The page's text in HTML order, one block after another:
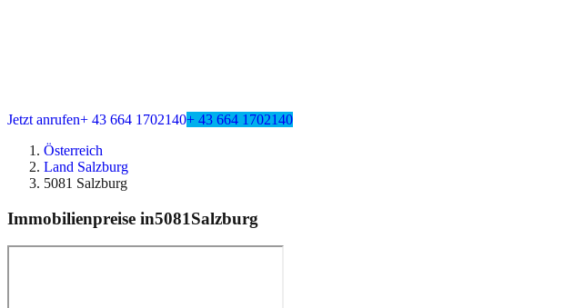
Jetzt anrufen+ 43 664 1702140+ 43 664 1702140
Österreich
Land Salzburg
5081 Salzburg
Immobilienpreise in5081Salzburg